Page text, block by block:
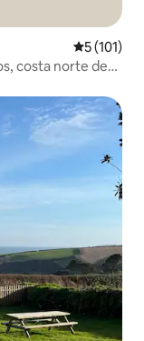
5 (101)
costa norte de